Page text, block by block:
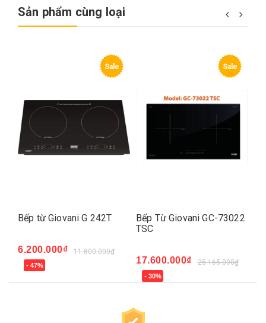
Sản phẩm cùng loại
Sale
Bếp từ Giovani G 242T
6.200.000₫ 11.800.000₫
- 47%
Sale
Bếp Từ Giovani GC-73022
TSC
17.600.000₫ 25.165.000₫
- 30%